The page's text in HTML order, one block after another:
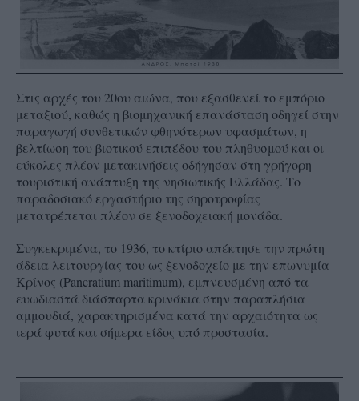
Στις αρχές του 20ου αιώνα, που εξασθενεί το εμπόριο
μεταξιού, καθώς η βιομηχανική επανάσταση οδηγεί στην
παραγωγή συνθετικών φθηνότερων υφασμάτων, η
βελτίωση του βιοτικού επιπέδου του πληθυσμού και οι
εύκολες πλέον μετακινήσεις οδήγησαν στη γρήγορη
τουριστική ανάπτυξη της νησιωτικής Ελλάδας. Το
παραδοσιακό εργαστήριο της σηροτροφίας
μετατρέπεται πλέον σε ξενοδοχειακή μονάδα.
Συγκεκριμένα, το 1936, το κτίριο απέκτησε την πρώτη
άδεια λειτουργίας του ως ξενοδοχείο με την επωνυμία
Κρίνος (Pancratium maritimum), εμπνευσμένη από τα
ευωδιαστά διάσπαρτα κρινάκια στην παραπλήσια
αμμουδιά, χαρακτηρισμένα κατά την αρχαιότητα ως
ιερά φυτά και σήμερα είδος υπό προστασία.